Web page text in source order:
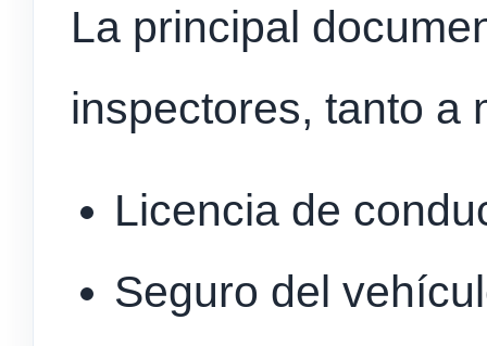
La principal
inspectores, tanto a
Licencia de
Seguro del